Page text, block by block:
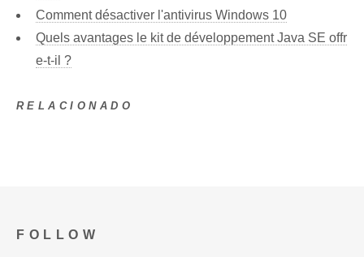
Comment désactiver l'antivirus Windows 10
Quels avantages le kit de développement Java SE offr
e-t-il ?
RELACIONADO
FOLLOW